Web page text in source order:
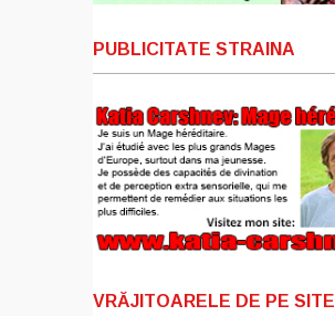
PUBLICITATE STRAINA
VRĂJITOARELE DE PE SITE